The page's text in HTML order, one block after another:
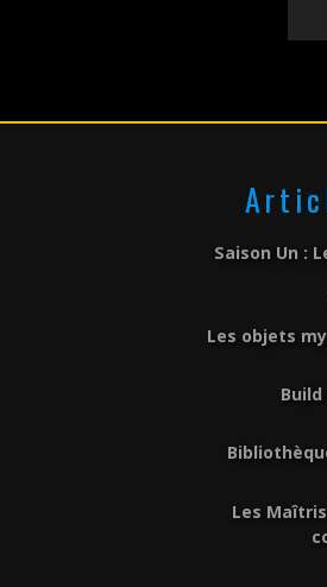
Saison Un :
Les objets
Build
Les